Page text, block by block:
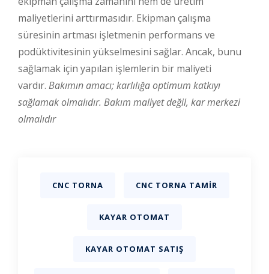
maliyetlerini arttırmasıdır. Ekipman çalışma
süresinin artması işletmenin performans ve
podüktivitesinin yükselmesini sağlar. Ancak, bunu
sağlamak için yapılan işlemlerin bir maliyeti
vardır. Bakımın amacı; karlılığa optimum katkıyı
sağlamak olmalıdır. Bakım maliyet değil, kar merkezi
olmalıdır
CNC TORNA CNC TORNA TAMIR
KAYAR OTOMAT
KAYAR OTOMAT SATIŞ